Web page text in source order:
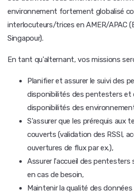
environnement fortement globalisé
interlocuteurs/trices en AMER/APAC
Singapour).
En tant qu'alternant, vos missions
Planifier et assurer le suivi des
disponibilités des pentesters
disponibilités des
S'assurer que les prérequis aux
couverts (validation des RSSI,
ouvertures de flux par ex.),
Assurer l'accueil des pentesters
en cas de besoin,
Maintenir la qualité des données